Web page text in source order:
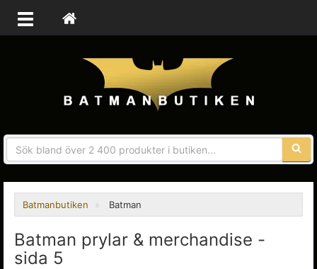
Batmanbutiken Batman
Batman prylar & merchandise -
sida 5